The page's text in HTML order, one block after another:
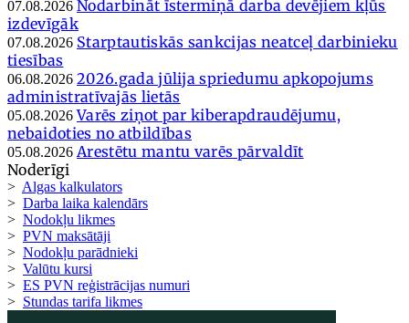
07.08.2026 Nodarbināt īstermiņā darba devējiem kļūs
izdevīgāk
07.08.2026 Starptautiskās sankcijas neatceļ darbinieku
tiesības
06.08.2026 2026.gada jūlija spriedumu apkopojums
administratīvajās lietās
05.08.2026 Varēs ziņot par kiberapdraudējumu,
nebaidoties no atbildības
05.08.2026 Arestētu mantu varēs pārvaldīt
Noderīgi
> Algas kalkulators
> Darba laika kalendārs
> Nodokļu likmes
> PVN maksātāji
> Nodokļu parādnieki
> Valūtu kursi
> ES PVN reģistrācijas numuri
> Stundas tarifa likmes